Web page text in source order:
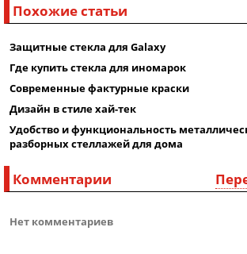
Похожие статьи
Защитные стекла для Galaxy
Где купить стекла для иномарок
Современные фактурные краски
Дизайн в стиле хай-тек
Удобство и функциональность
разборных стеллажей для дома
Комментарии
Нет комментариев